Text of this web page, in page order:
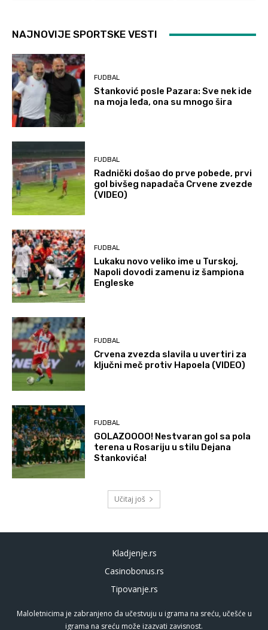
NAJNOVIJE SPORTSKE VESTI
FUDBAL
Stanković posle Pazara: Sve nek ide
na moja leđa, ona su mnogo šira
FUDBAL
Radnički došao do prve pobede, prvi
gol bivšeg napadača Crvene zvezde
(VIDEO)
FUDBAL
Lukaku novo veliko ime u Turskoj,
Napoli dovodi zamenu iz šampiona
Engleske
FUDBAL
Crvena zvezda slavila u uvertiri za
ključni meč protiv Hapoela (VIDEO)
FUDBAL
GOLAZOOOO! Nestvaran gol sa pola
terena u Rosariju u stilu Dejana
Stankovića!
Učitaj još
Kladjenje.rs
Casinobonus.rs
Tipovanje.rs
Maloletnicima je zabranjeno da učestvuju u igrama na sreću, učešće u
igrama na sreću može izazvati zavisnost.